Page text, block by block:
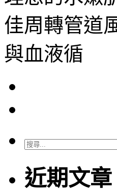
佳周轉管道
與血液循
搜
關
鍵
近期文章